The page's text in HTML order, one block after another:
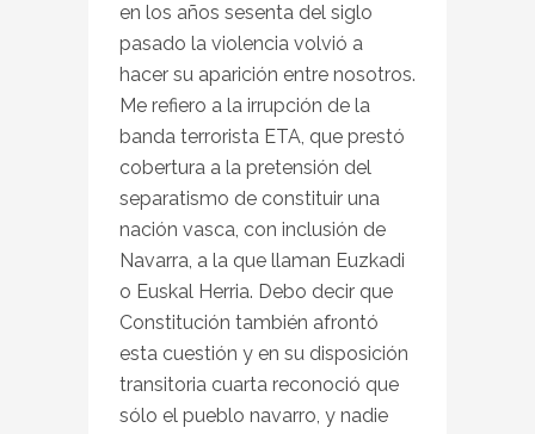
en los años sesenta del siglo
pasado la violencia volvió a
hacer su aparición entre nosotros.
Me refiero a la irrupción de la
banda terrorista ETA, que prestó
cobertura a la pretensión del
separatismo de constituir una
nación vasca, con inclusión de
Navarra, a la que llaman Euzkadi
o Euskal Herria. Debo decir que
Constitución también afrontó
esta cuestión y en su disposición
transitoria cuarta reconoció que
sólo el pueblo navarro, y nadie